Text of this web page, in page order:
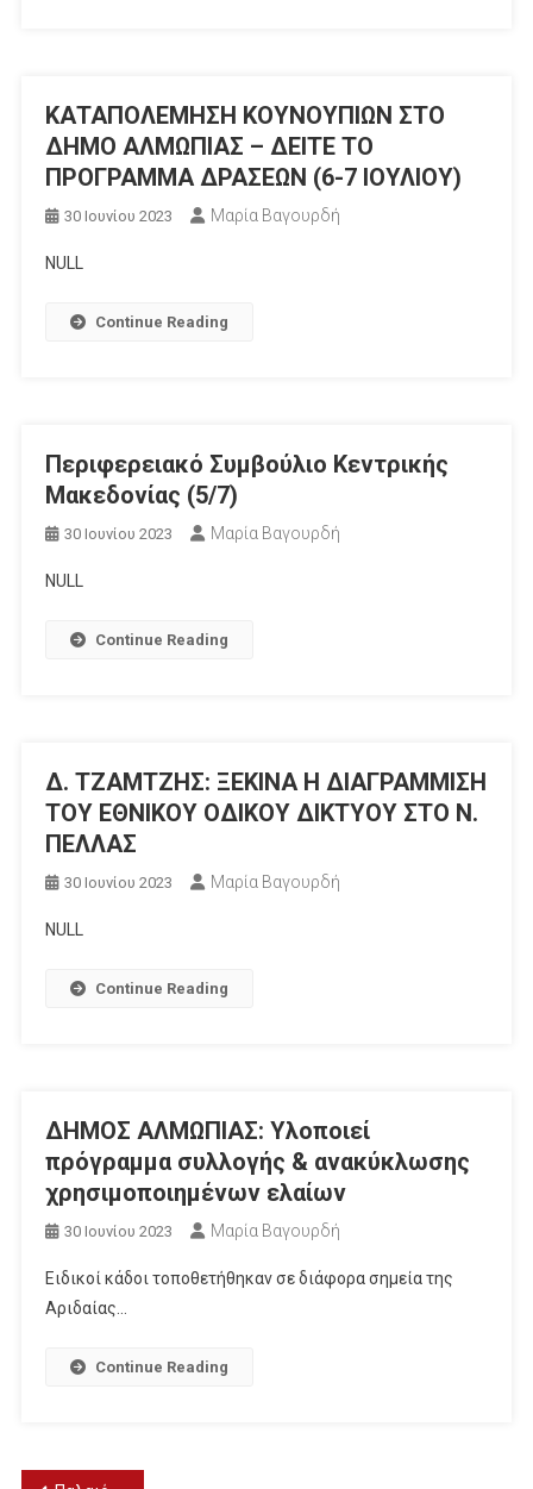
ΚΑΤΑΠΟΛΕΜΗΣΗ ΚΟΥΝΟΥΠΙΩΝ ΣΤΟ
ΔΗΜΟ ΑΛΜΩΠΙΑΣ – ΔΕΙΤΕ ΤΟ
ΠΡΟΓΡΑΜΜΑ ΔΡΑΣΕΩΝ (6-7 ΙΟΥΛΙΟΥ)
30 Ιουνίου 2023 Μαρία Βαγουρδή
NULL
Continue Reading
Περιφερειακό Συμβούλιο Κεντρικής
Μακεδονίας (5/7)
30 Ιουνίου 2023 Μαρία Βαγουρδή
NULL
Continue Reading
Δ. ΤΖΑΜΤΖΗΣ: ΞΕΚΙΝΑ Η ΔΙΑΓΡΑΜΜΙΣΗ
ΤΟΥ ΕΘΝΙΚΟΥ ΟΔΙΚΟΥ ΔΙΚΤΥΟΥ ΣΤΟ Ν.
ΠΕΛΛΑΣ
30 Ιουνίου 2023 Μαρία Βαγουρδή
NULL
Continue Reading
ΔΗΜΟΣ ΑΛΜΩΠΙΑΣ: Υλοποιεί
πρόγραμμα συλλογής & ανακύκλωσης
χρησιμοποιημένων ελαίων
30 Ιουνίου 2023 Μαρία Βαγουρδή
Ειδικοί κάδοι τοποθετήθηκαν σε διάφορα σημεία της
Αριδαίας…
Continue Reading